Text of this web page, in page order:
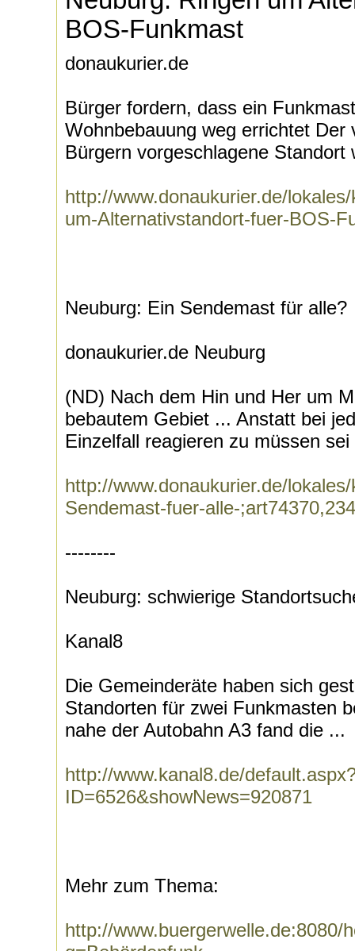
BOS-Funkmast
donaukurier.de
Bürger fordern, dass ein
Wohnbebauung weg errichtet Der
Bürgern vorgeschlagene Standort
http://www.donaukurier.de/
um-Alternativstandort-fuer-BOS-
Neuburg: Ein Sendemast für alle?
donaukurier.de Neuburg
(ND) Nach dem Hin und Her um
bebautem Gebiet ... Anstatt bei
Einzelfall reagieren zu müssen
http://www.donaukurier.de/
Sendemast-fuer-alle-
--------
Neuburg: schwierige
Kanal8
Die Gemeinderäte haben sich
Standorten für zwei Funkmasten
nahe der Autobahn A3 fand die ...
http://www.kanal8.de/
ID=6526&showNews=920871
Mehr zum Thema:
http://www.buergerwelle.de:8080/